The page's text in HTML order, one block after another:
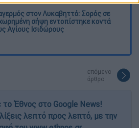
including authentication
prevention, and other
στον Λυκαβηττό: Σορός σε
σήψη εντοπίστηκε κοντά
Αγίους Ισιδώρους
επόμενο
άρθρο
το Έθνος στο Google News!
λεπτό προς λεπτό, με την